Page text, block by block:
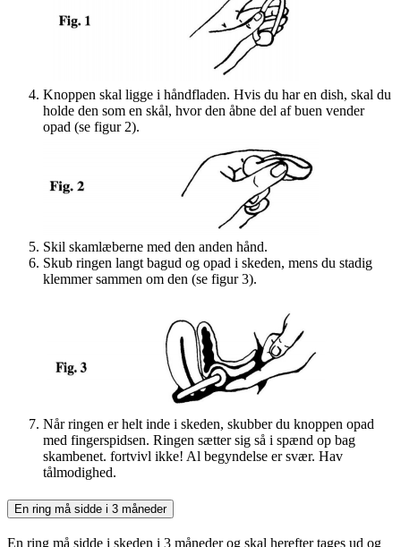
Knoppen skal ligge i håndfladen. Hvis du har en dish, skal du
holde den som en skål, hvor den åbne del af buen vender
opad (se figur 2).
Skil skamlæberne med den anden hånd.
Skub ringen langt bagud og opad i skeden, mens du stadig
klemmer sammen om den (se figur 3).
Når ringen er helt inde i skeden, skubber du knoppen opad
med fingerspidsen. Ringen sætter sig så i spænd op bag
skambenet. fortvivl ikke! Al begyndelse er svær. Hav
tålmodighed.
En ring må sidde i 3 måneder
En ring må sidde i skeden i 3 måneder og skal herefter tages ud og